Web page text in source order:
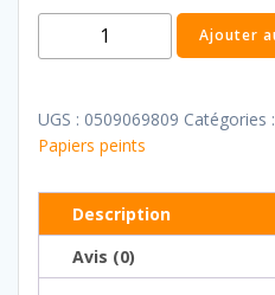
quantité
de
essentiels
35
Ajouter
UGS : 0509069809 Catégories :
Papiers peints
Description
Avis (0)